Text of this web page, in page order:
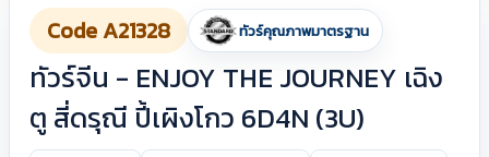
Code A21328 ทัวร์คุณภาพมาตรฐาน
ทัวร์จีน - ENJOY THE JOURNEY เฉิง
ตู สี่ดรุณี ปี้เผิงโกว 6D4N (3U)